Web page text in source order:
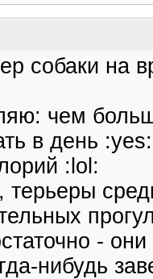
собаки на
чем
в день
:lol:
терьеры
-
нибудь